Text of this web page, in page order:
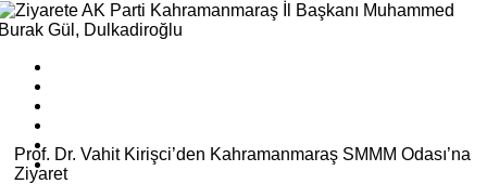
Prof. Dr. Vahit Kirişci’den Kahramanmaraş SMMM Odası’na
Ziyaret